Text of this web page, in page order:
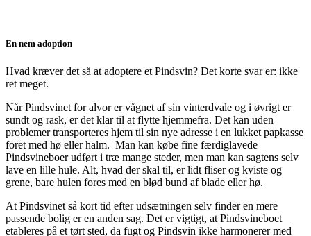
En nem adoption
Hvad kræver det så at adoptere et Pindsvin? Det korte svar er: ikke
ret meget.
Når Pindsvinet for alvor er vågnet af sin vinterdvale og i øvrigt er
sundt og rask, er det klar til at flytte hjemmefra. Det kan uden
problemer transporteres hjem til sin nye adresse i en lukket papkasse
foret med hø eller halm. Man kan købe fine færdiglavede
Pindsvineboer udført i træ mange steder, men man kan sagtens selv
lave en lille hule. Alt, hvad der skal til, er lidt fliser og kviste og
grene, bare hulen fores med en blød bund af blade eller hø.
At Pindsvinet så kort tid efter udsætningen selv finder en mere
passende bolig er en anden sag. Det er vigtigt, at Pindsvineboet
etableres på et tørt sted, da fugt og Pindsvin ikke harmonerer med